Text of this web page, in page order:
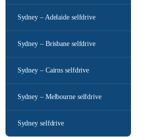
Sydney – Adelaide selfdrive
Sydney – Brisbane selfdrive
Sydney – Cairns selfdrive
Sydney – Melbourne selfdrive
Sydney selfdrive